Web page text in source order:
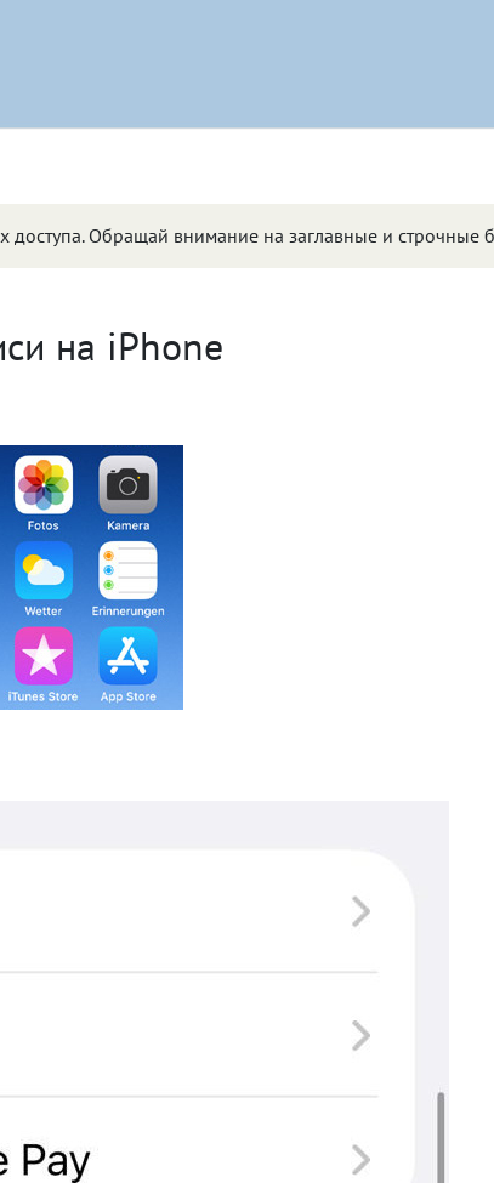
Обращай внимание на заглавные и строчные
на iPhone